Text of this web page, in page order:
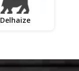
Delhaize